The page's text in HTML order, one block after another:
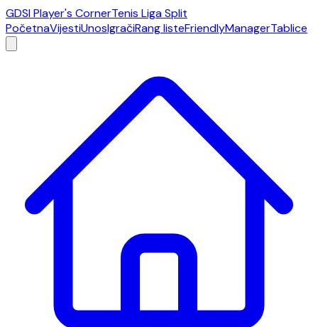
GDSI Player's CornerTenis Liga Split
PočetnaVijestiUnosIgračiRang listeFriendlyManagerTablice